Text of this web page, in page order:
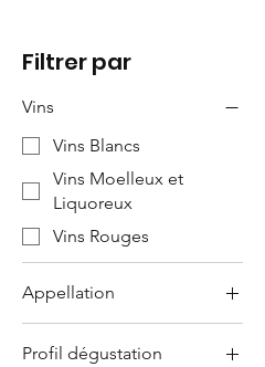
Filtrer par
Vins
Vins Blancs
Vins Moelleux et
Liquoreux
Vins Rouges
Appellation
AOP Montravel /Côtes
de Montravel/Hauts
Profil dégustation